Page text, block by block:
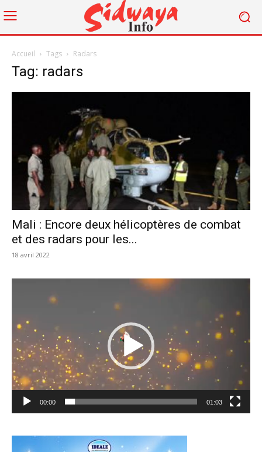
Accueil Tags Radars
Tag: radars
Mali : Encore deux hélicoptères de combat
et des radars pour les...
18 avril 2022
00:00 01:03